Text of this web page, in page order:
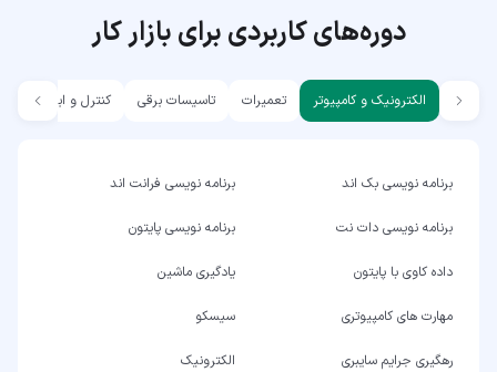
دوره‌های کاربردی برای بازار کار
الکترونیک و کامپیوتر تعمیرات تاسیسات برقی کنترل و ابزار دقیق
برنامه نویسی بک اند برنامه نویسی فرانت اند
برنامه نویسی دات نت برنامه نویسی پایتون
داده کاوی با پایتون یادگیری ماشین
مهارت های کامپیوتری سیسکو
رهگیری جرایم سایبری الکترونیک